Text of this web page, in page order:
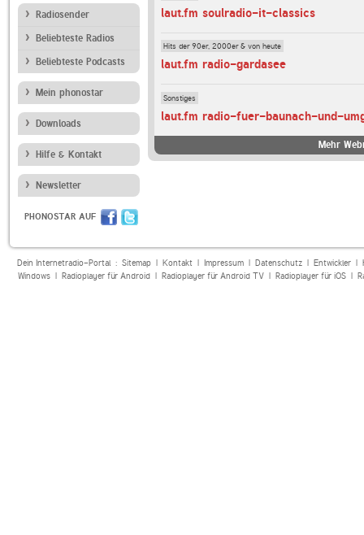
Radiosender
Beliebteste Radios
Beliebteste Podcasts
Mein phonostar
Downloads
Hilfe & Kontakt
Newsletter
PHONOSTAR AUF
laut.fm soulradio-it-classics
Hits der 90er, 2000er & von heute
laut.fm radio-gardasee
Sonstiges
laut.fm radio-fuer-baunach-und-
Mehr
Dein Internetradio-Portal : Sitemap| Kontakt| Impressum| Datenschutz| Entwickler|
Windows| Radioplayer für Android| Radioplayer für Android TV| Radioplayer für iOS|